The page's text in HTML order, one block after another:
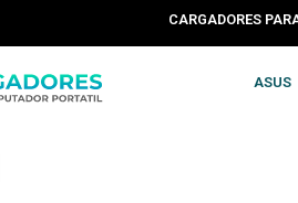
CARGADORES
ASUS